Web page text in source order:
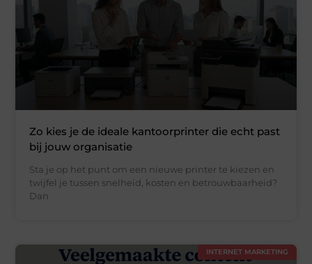
Zo kies je de ideale kantoorprinter die echt past
bij jouw organisatie
Sta je op het punt om een nieuwe printer te kiezen en
twijfel je tussen snelheid, kosten en betrouwbaarheid?
Dan
INTERNET MARKETING